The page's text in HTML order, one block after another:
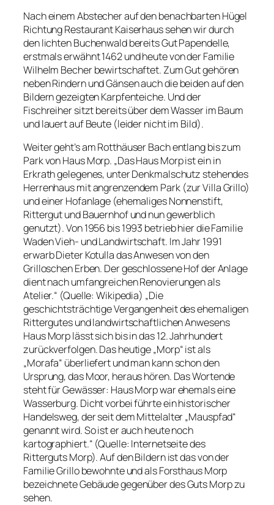
Nach einem Abstecher auf den benachbarten Hügel
Richtung Restaurant Kaiserhaus sehen wir durch
den lichten Buchenwald bereits Gut Papendelle,
erstmals erwähnt 1462 und heute von der Familie
Wilhelm Becher bewirtschaftet. Zum Gut gehören
neben Rindern und Gänsen auch die beiden auf den
Bildern gezeigten Karpfenteiche. Und der
Fischreiher sitzt bereits über dem Wasser im Baum
und lauert auf Beute (leider nicht im Bild).
Weiter geht’s am Rotthäuser Bach entlang bis zum
Park von Haus Morp. „Das Haus Morp ist ein in
Erkrath gelegenes, unter Denkmalschutz stehendes
Herrenhaus mit angrenzendem Park (zur Villa Grillo)
und einer Hofanlage (ehemaliges Nonnenstift,
Rittergut und Bauernhof und nun gewerblich
genutzt). Von 1956 bis 1993 betrieb hier die Familie
Waden Vieh- und Landwirtschaft. Im Jahr 1991
erwarb Dieter Kotulla das Anwesen von den
Grilloschen Erben. Der geschlossene Hof der Anlage
dient nach umfangreichen Renovierungen als
Atelier.“ (Quelle: Wikipedia) „Die
geschichtsträchtige Vergangenheit des ehemaligen
Rittergutes und landwirtschaftlichen Anwesens
Haus Morp lässt sich bis in das 12. Jahrhundert
zurückverfolgen. Das heutige „Morp“ ist als
„Morafa“ überliefert und man kann schon den
Ursprung, das Moor, heraus hören. Das Wortende
steht für Gewässer: Haus Morp war ehemals eine
Wasserburg. Dicht vorbei führte ein historischer
Handelsweg, der seit dem Mittelalter „Mauspfad“
genannt wird. So ist er auch heute noch
kartographiert.“ (Quelle: Internetseite des
Ritterguts Morp). Auf den Bildern ist das von der
Familie Grillo bewohnte und als Forsthaus Morp
bezeichnete Gebäude gegenüber des Guts Morp zu
sehen.